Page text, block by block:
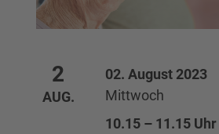
2
AUG.
02. August 2023
Mittwoch
10.15 – 11.15 Uhr